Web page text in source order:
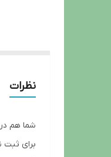
نظرات
شما هم
برای ثبت